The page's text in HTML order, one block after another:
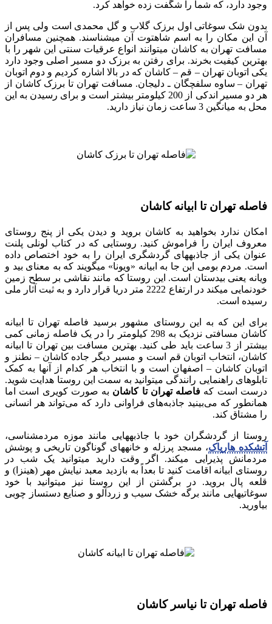
وجود دارد، که شما را شگفت زده خواهد کرد.
بدون شک سوغاتی اول برزک گلاب و گل محمدی است ولی پس از
آن این مکان را به اسم شاه‎توت آن می‎شناسند. همچنین مسافران
مسافت تهران به کاشان می‎توانند انواع عرقیات سنتی این شهر را با
بهترین کیفیت بخرند. برای رفتن به برزک دو مسیر اصلی وجود دارد
یکی اتوبان تهران – قم – کاشان که در بالا اشاره کردیم و دوم اتوبان
تهران – ساوه سلفچگان ـ دلیجان. مسافت تهران تا برزک کاشان از
هر دو مسیر اندکی از 200 کیلومتر بیشتر است و برای رسیدن به این
محل به میانگین 3 ساعت زمان نیاز دارید.
فاصله تهران تا ابیانه کاشان
امکان ندارد بخواهید به کاشان بروید و دیدن یکی از پنج روستای
معروف ایران را فراموش کنید. روستایی که در کتاب لونلی پلنت
عنوان یکی از جاذبه‎های گردشگری ایران را به خود اختصاص داده
است. مردم بومی این جا به ابیانه «ویونا» می‎گویند که به معنای بید و
ویانه یعنی بیدستان است. این روستا که مانند نقاشی بر سطح زمین
خودنمایی می‎کند در ارتفاع 2222 متر دریا قرار دارد و به ثبت آثار ملی
رسیده است.
برای این که به این روستای مشهور برسید فاصله تهران تا ابیانه
کاشان مسافتی نزدیک به 298 کیلومتر را در یک فاصله زمانی کمی
بیشتر از 3 ساعت باید طی کنید. بهترین مسافت بین تهران تا ابیانه
کاشان، انتخاب اتوبان قم است و مسیر دیگر جاده کاشان – نطنز و
اتوبان کاشان – اصفهان است و با انتخاب هر کدام از آن‎ها به کمک
تابلوهای راهنمایی رانندگی می‎توانید به سمت این روستا هدایت شوید.
درست است که فاصله تهران تا کاشان به صورت کویری است اما
همانطور که می‌بینید جاذبه‌های فراوانی دارد که می‌تواند هر انسانی
را مشتاق کند.
روستا از گردشگران خود با جاذبه‎هایی مانند موزه مردم‎شناسی،
آتشکده هارپاک
، مسجد پرزله و خانه‎های گوناگون تاریخی و پوشش
مردمانش پذیرایی می‎کند. اگر وقت دارید می‎توانید یک شب در
روستای ابیانه اقامت کنید تا بعداً به بازدید معبد نیایش مهر (هینزا) و
قلعه پال بروید. در برگشتن از این روستا نیز می‎توانید با خود
سوغاتی‎هایی مانند برگه خشک سیب و زردآلو و صنایع دست‎ساز چوبی
بیاورید.
فاصله تهران تا نیاسر کاشان